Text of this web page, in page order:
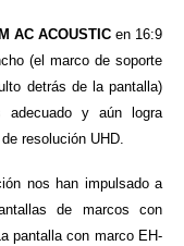
AC ACOUSTICen 16:9
(el marco de soporte
detrás de la pantalla)
adecuado y aún logra
resolución UHD.
nos han impulsado a
de marcos con
pantalla con marco EH-